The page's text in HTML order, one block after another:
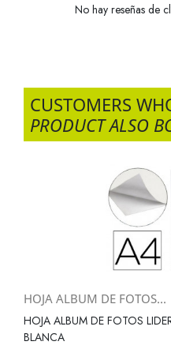
No hay reseñas de
CUSTOMERS
PRODUCT ALSO
HOJA ALBUM DE FOTOS...
HOJA ALBUM DE FOTOS
BLANCA